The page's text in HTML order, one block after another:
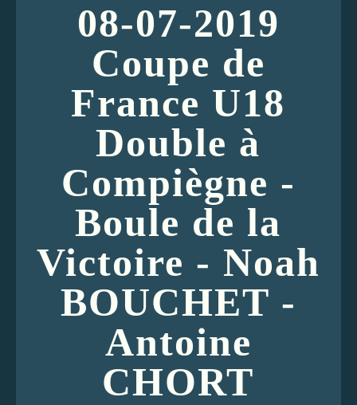
08-07-2019
Coupe de
France U18
Double à
Compiègne -
Boule de la
Victoire - Noah
BOUCHET -
Antoine
CHORT